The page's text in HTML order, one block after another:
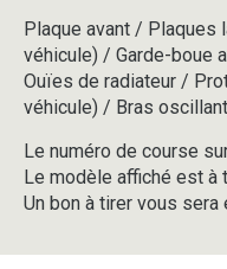
Plaque avant / Plaques
véhicule) / Garde-boue
Ouïes de radiateur /
véhicule) / Bras
Le numéro de course
Le modèle affiché est à
Un bon à tirer vous